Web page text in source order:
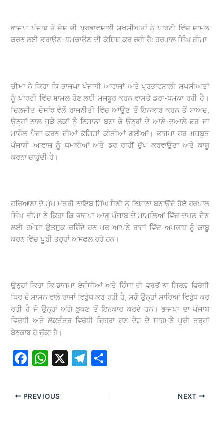
ਭਾਜਪਾ ਪੰਜਾਬ ਤੇ ਦੇਸ਼ ਦੀ ਪ੍ਰਭਾਵਸ਼ਾਲੀ ਸ਼ਖਸੀਅਤਾਂ ਨੂੰ ਪਾਰਟੀ ਵਿੱਚ ਸ਼ਾਮਲ
ਕਰਨ ਲਈ ਡਰਾਉਣ-ਧਮਕਾਉਣ ਦੀ ਕੋਸ਼ਿਸ਼ ਕਰ ਰਹੀ ਹੈ: ਹਰਪਾਲ ਸਿੰਘ ਚੀਮਾ
ਚੀਮਾ ਨੇ ਕਿਹਾ ਕਿ ਭਾਜਪਾ ਪੰਜਾਬੀ ਆਵਾਜ਼ਾਂ ਅਤੇ ਪ੍ਰਭਾਵਸ਼ਾਲੀ ਸ਼ਖਸੀਅਤਾਂ
ਨੂੰ ਪਾਰਟੀ ਵਿੱਚ ਸ਼ਾਮਲ ਹੋਣ ਲਈ ਮਜਬੂਰ ਕਰਨ ਵਾਸਤੇ ਡਰਾ-ਧਮਕਾ ਰਹੀ ਹੈ।
ਦਿਲਜੀਤ ਦੋਸਾਂਝ ਵੱਲੋਂ ਰਾਜਨੀਤੀ ਵਿੱਚ ਆਉਣ ਤੋਂ ਇਨਕਾਰ ਕਰਨ ਤੋਂ ਬਾਅਦ,
ਉਨ੍ਹਾਂ ਨਾਲ ਜੁੜੇ ਲੋਕਾਂ ਨੂੰ ਨਿਸ਼ਾਨਾ ਬਣਾ ਕੇ ਉਨ੍ਹਾਂ ਦੇ ਆਲੇ-ਦੁਆਲੇ ਡਰ ਦਾ
ਮਾਹੌਲ ਪੈਦਾ ਕਰਨ ਦੀਆਂ ਕੋਸ਼ਿਸ਼ਾਂ ਕੀਤੀਆਂ ਗਈਆਂ। ਭਾਜਪਾ ਹਰ ਮਜ਼ਬੂਤ
ਪੰਜਾਬੀ ਆਵਾਜ਼ ਨੂੰ ਧਮਕੀਆਂ ਅਤੇ ਡਰ ਰਾਹੀਂ ਚੁੱਪ ਕਰਵਾਉਣਾ ਅਤੇ ਕਾਬੂ
ਕਰਨਾ ਚਾਹੁੰਦੀ ਹੈ।
ਹਰਿਆਣਾ ਦੇ ਮੁੱਖ ਮੰਤਰੀ ਨਾਇਬ ਸਿੰਘ ਸੈਣੀ ਨੂੰ ਨਿਸ਼ਾਨਾ ਬਣਾਉਂਦੇ ਹੋਏ ਹਰਪਾਲ
ਸਿੰਘ ਚੀਮਾ ਨੇ ਕਿਹਾ ਕਿ ਭਾਜਪਾ ਆਗੂ ਪੰਜਾਬ ਦੇ ਮਾਮਲਿਆਂ ਵਿੱਚ ਦਖਲ ਦੇਣ
ਲਈ ਹਮੇਸ਼ਾ ਉਤਸੁਕ ਰਹਿੰਦੇ ਹਨ ਪਰ ਆਪਣੇ ਰਾਜਾਂ ਵਿੱਚ ਅਪਰਾਧ ਨੂੰ ਕਾਬੂ
ਕਰਨ ਵਿੱਚ ਪੂਰੀ ਤਰ੍ਹਾਂ ਅਸਫਲ ਰਹੇ ਹਨ।
ਉਨ੍ਹਾਂ ਕਿਹਾ ਕਿ ਭਾਜਪਾ ਏਜੰਸੀਆਂ ਅਤੇ ਹਿੰਸਾ ਦੀ ਵਰਤੋਂ ਨਾ ਸਿਰਫ਼ ਵਿਰੋਧੀ
ਧਿਰ ਦੇ ਸ਼ਾਸਨ ਵਾਲੇ ਰਾਜਾਂ ਵਿਰੁੱਧ ਕਰ ਰਹੀ ਹੈ, ਸਗੋਂ ਉਨ੍ਹਾਂ ਸਾਰਿਆਂ ਵਿਰੁੱਧ ਕਰ
ਰਹੀ ਹੈ ਜੋ ਉਨ੍ਹਾਂ ਅੱਗੇ ਝੁਕਣ ਤੋਂ ਇਨਕਾਰ ਕਰਦੇ ਹਨ। ਭਾਜਪਾ ਦਾ ਪੰਜਾਬ
ਵਿਰੋਧੀ ਅਤੇ ਲੋਕਤੰਤਰ ਵਿਰੋਧੀ ਚਿਹਰਾ ਹੁਣ ਦੇਸ਼ ਦੇ ਸਾਹਮਣੇ ਪੂਰੀ ਤਰ੍ਹਾਂ
ਬੇਨਕਾਬ ਹੋ ਚੁੱਕਾ ਹੈ।
F
c
e
W
at
s
X
T
ar
e
PREVIOUS NEXT